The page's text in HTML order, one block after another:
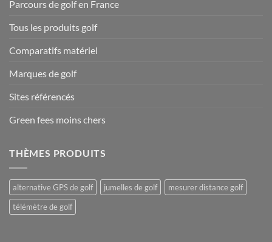
Parcours de golf en France
Tous les produits golf
Comparatifs matériel
Marques de golf
Sites référencés
Green fees moins chers
THÈMES PRODUITS
alternative GPS de golf jumelles de golf
mesurer distance golf
télémètre de golf